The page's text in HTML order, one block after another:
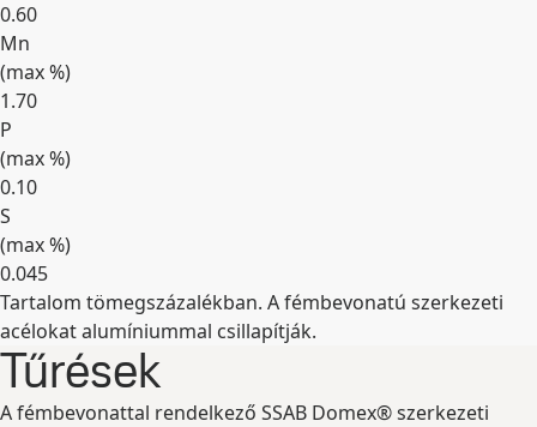
0.60
Mn
(max%)
1.70
P
(max%)
0.10
S
(max%)
0.045
Kibontás
Tartalom tömegszázalékban. A fémbevonatú szerkezeti
acélokat alumíniummal csillapítják.
Tűrések
A fémbevonattal rendelkező SSAB Domex® szerkezeti